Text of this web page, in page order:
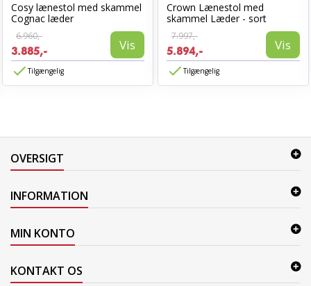
Cosy lænestol med skammel
Cognac læder
6.960,-
3.885,- Vis
Tilgængelig
Crown Lænestol med
skammel Læder - sort
7.997,-
5.894,- Vis
Tilgængelig
OVERSIGT
INFORMATION
MIN KONTO
KONTAKT OS